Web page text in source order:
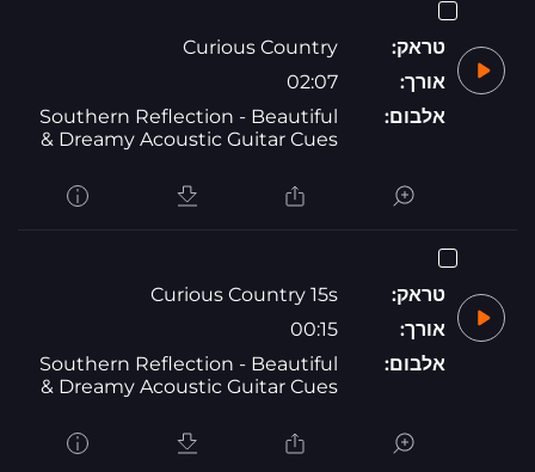
טראק:
Curious Country
אורך:
02:07
אלבום:
Southern Reflection - Beautiful
& Dreamy Acoustic Guitar Cues
טראק:
Curious Country 15s
אורך:
00:15
אלבום:
Southern Reflection - Beautiful
& Dreamy Acoustic Guitar Cues